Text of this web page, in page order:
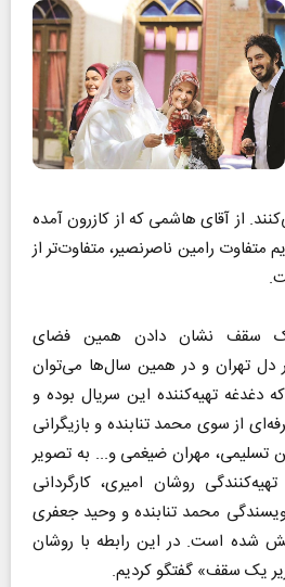
از آقای هاشمی که از کازرون آمده
متفاوت رامین ناصرنصیر، متفاوت‌تر از
یک سقف نشان دادن همین فضای
تهران و در همین سال‌ها می‌توان
دغدغه تهیه‌کننده این سریال بوده و
از سوی محمد تنابنده و بازیگرانی
تسلیمی، مهران ضیغمی و... به تصویر
روشان امیری، کارگردانی
محمد تنابنده و وحید جعفری
شده است. در این رابطه با روشان
یک سقف» گفتگو کردیم.